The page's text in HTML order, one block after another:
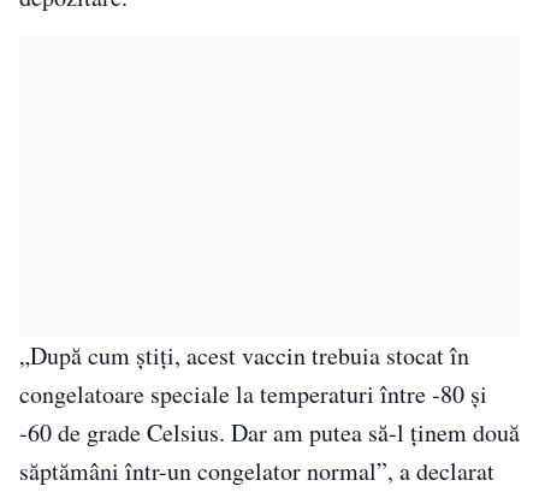
„După cum știți, acest vaccin trebuia stocat în
congelatoare speciale la temperaturi între -80 şi
-60 de grade Celsius. Dar am putea să-l ținem două
săptămâni într-un congelator normal”, a declarat